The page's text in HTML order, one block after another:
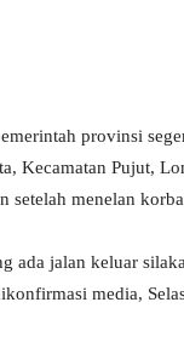
provinsi
Kecamatan Pujut,
setelah menelan
ada jalan keluar
media,